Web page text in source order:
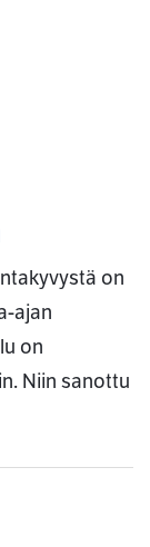
on
ajan
on
Niin sanottu